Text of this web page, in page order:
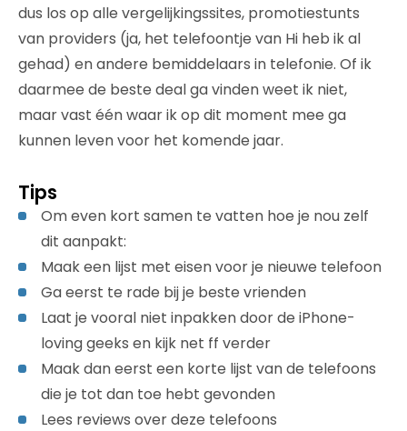
dus los op alle vergelijkingssites, promotiestunts
van providers (ja, het telefoontje van Hi heb ik al
gehad) en andere bemiddelaars in telefonie. Of ik
daarmee de beste deal ga vinden weet ik niet,
maar vast één waar ik op dit moment mee ga
kunnen leven voor het komende jaar.
Tips
Om even kort samen te vatten hoe je nou zelf
dit aanpakt:
Maak een lijst met eisen voor je nieuwe telefoon
Ga eerst te rade bij je beste vrienden
Laat je vooral niet inpakken door de iPhone-
loving geeks en kijk net ff verder
Maak dan eerst een korte lijst van de telefoons
die je tot dan toe hebt gevonden
Lees reviews over deze telefoons